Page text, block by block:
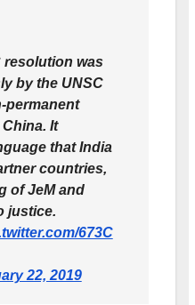
resolution was
by the UNSC
permanent
It
that India
countries,
of JeM and
justice.
673C
22, 2019